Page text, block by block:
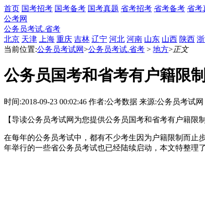
首页 国考招考 国考备考 国考真题 省考招考 省考备考 省考
公考网
公务员考试.省考
北京 天津 上海 重庆 吉林 辽宁 河北 河南 山东 山西 陕西
当前位置:公务员考试网>公务员考试.省考 > 地方>正文
公务员国考和省考有户籍限
时间:2018-09-23 00:02:46 作者:公考数据 来源:公务员考试网
【导读公务员考试网为您提供公务员国考和省考有户籍限
在每年的公务员考试中，都有不少考生因为户籍限制而止
年举行的一些省公务员考试也已经陆续启动，本文特整理